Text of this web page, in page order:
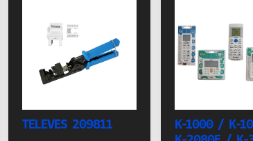
TELEVES 209811 K-1000 / K-